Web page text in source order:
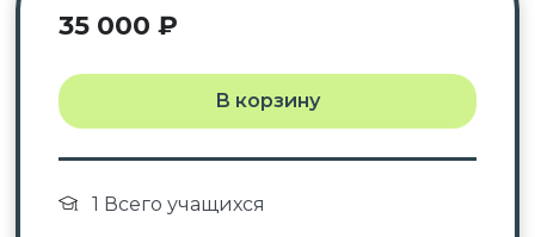
35 000 ₽
В корзину
1 Всего учащихся